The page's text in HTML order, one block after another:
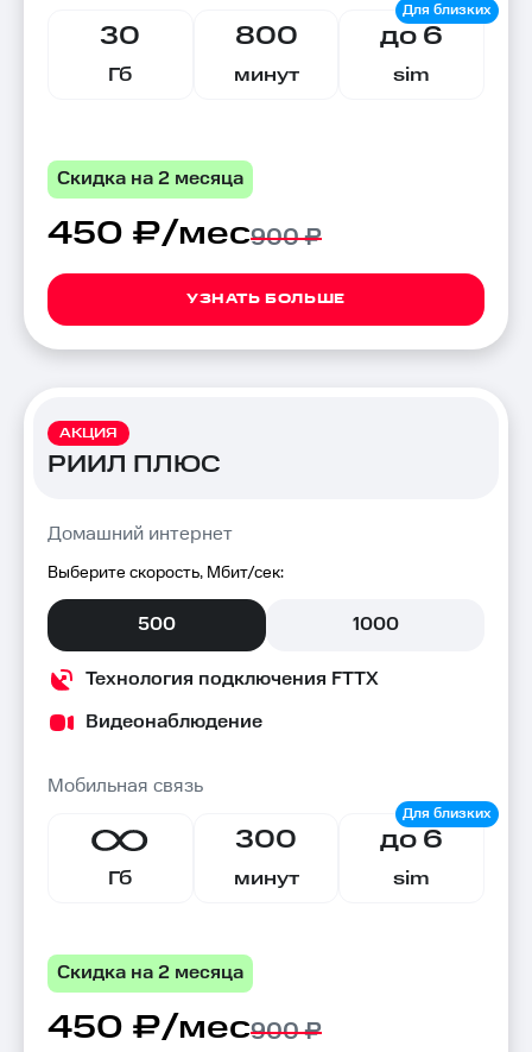
30
Гб
800
минут
до 6
sim
Скидка на 2 месяца
450 ₽/мес900 ₽
УЗНАТЬ БОЛЬШЕ
АКЦИЯ
РИИЛ ПЛЮС
Домашний интернет
Выберите скорость, Мбит/сек:
500 1000
Технология подключения FTTX
Видеонаблюдение
Мобильная связь
Гб
300
минут
до 6
sim
Скидка на 2 месяца
450 ₽/мес900 ₽